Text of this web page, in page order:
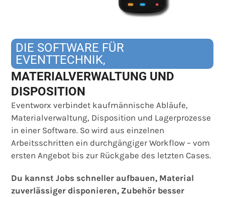
DIE SOFTWARE FÜR
EVENTTECHNIK,
MATERIALVERWALTUNG UND
DISPOSITION
Eventworx verbindet kaufmännische Abläufe,
Materialverwaltung, Disposition und Lagerprozesse
in einer Software. So wird aus einzelnen
Arbeitsschritten ein durchgängiger Workflow – vom
ersten Angebot bis zur Rückgabe des letzten Cases.
Du kannst Jobs schneller aufbauen, Material
zuverlässiger disponieren, Zubehör besser